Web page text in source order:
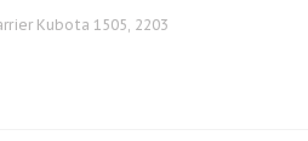
Kubota 1505, 2203